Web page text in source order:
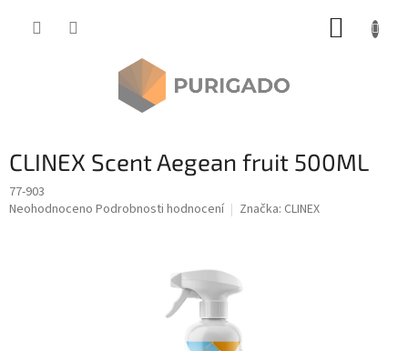
CLINEX Scent Aegean fruit 500ML
77-903
Průměrné
Neohodnoceno Podrobnosti hodnocení Značka: CLINEX